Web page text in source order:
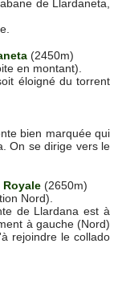
de Llardaneta,
(2450m)
en montant).
éloigné du torrent
bien marquée qui
On se dirige vers le
Royale (2650m)
Nord).
de Llardana est à
à gauche (Nord)
rejoindre le collado